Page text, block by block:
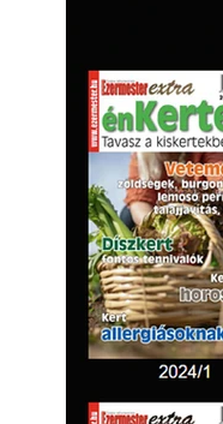
vendégl